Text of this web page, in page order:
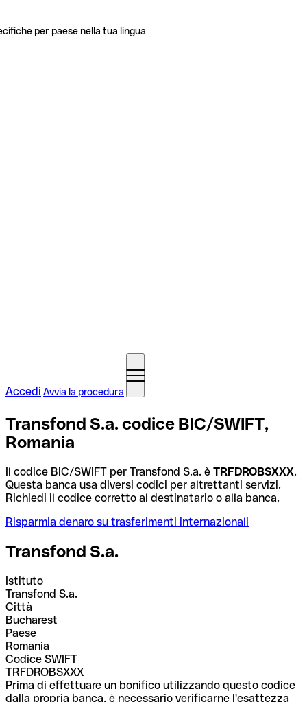
per paese nella tua lingua
Accedi Avvia la procedura
Transfond S.a. codice BIC/SWIFT,
Romania
Il codice BIC/SWIFT per Transfond S.a. è TRFDROBSXXX.
Questa banca usa diversi codici per altrettanti servizi.
Richiedi il codice corretto al destinatario o alla banca.
Risparmia denaro su trasferimenti internazionali
Transfond S.a.
Istituto
Transfond S.a.
Città
Bucharest
Paese
Romania
Codice SWIFT
TRFDROBSXXX
Prima di effettuare un bonifico utilizzando questo codice
dalla propria banca, è necessario verificarne l'esattezza